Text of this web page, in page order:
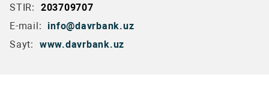
STIR:
203709707
E-mail:
info@davrbank.uz
Sayt:
www.davrbank.uz